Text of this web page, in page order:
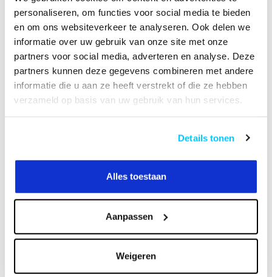
personaliseren, om functies voor social media te bieden
en om ons websiteverkeer te analyseren. Ook delen we
informatie over uw gebruik van onze site met onze
partners voor social media, adverteren en analyse. Deze
partners kunnen deze gegevens combineren met andere
informatie die u aan ze heeft verstrekt of die ze hebben
verzameld op basis van uw gebruik van hun services.
Details tonen
Alles toestaan
Aanpassen
Weigeren
Productomschrijving
Specificaties
Reviews
Of heeft u hulp nodig bij het bestellen? Neem
contact op met onze klantenservicee
info@neomounts24.nlof+31 368487320. We
helpen u graag !